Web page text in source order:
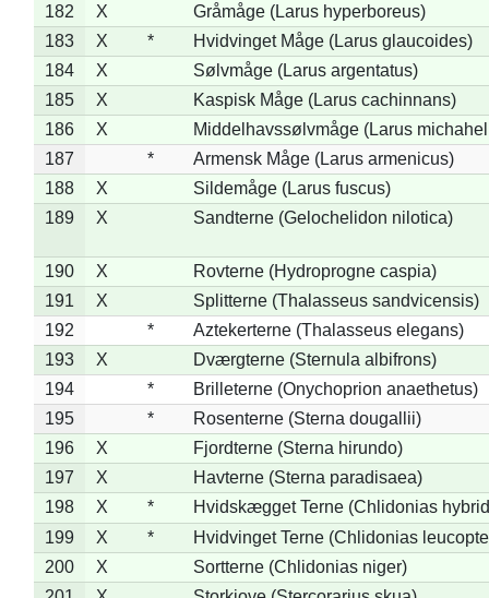
182
X
Gråmåge (Larus hyperboreus)
183
X *
Hvidvinget Måge (Larus glaucoides)
184
X
Sølvmåge (Larus argentatus)
185
X
Kaspisk Måge (Larus cachinnans)
186
X
Middelhavssølvmåge (Larus
187
*
Armensk Måge (Larus armenicus)
188
X
Sildemåge (Larus fuscus)
189
X Sandterne (Gelochelidon nilotica)
190 X
Rovterne (Hydroprogne caspia)
191
X
Splitterne (Thalasseus sandvicensis)
192
*
Aztekerterne (Thalasseus elegans)
193
X
Dværgterne (Sternula albifrons)
194
*
Brilleterne (Onychoprion anaethetus)
195
*
Rosenterne (Sterna dougallii)
196
X
Fjordterne (Sterna hirundo)
197
X
Havterne (Sterna paradisaea)
198
X *
Hvidskægget Terne (Chlidonias
199
X *
Hvidvinget Terne (Chlidonias
200
X
Sortterne (Chlidonias niger)